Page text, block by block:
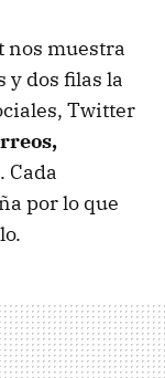
nos muestra
y dos filas la
Twitter
. Cada
por lo que